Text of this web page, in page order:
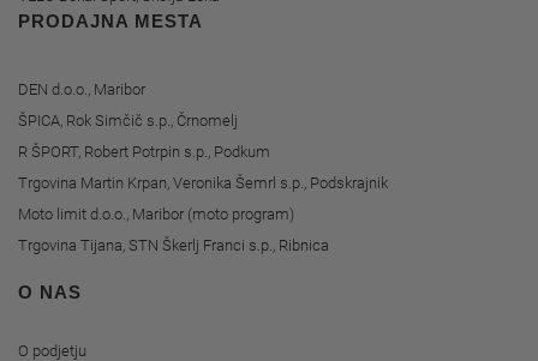
PRODAJNA MESTA
DEN d.o.o., Maribor
ŠPICA, Rok Simčič s.p., Črnomelj
R ŠPORT, Robert Potrpin s.p., Podkum
Trgovina Martin Krpan, Veronika Šemrl s.p., Podskrajnik
Moto limit d.o.o., Maribor (moto program)
Trgovina Tijana, STN Škerlj Franci s.p., Ribnica
O NAS
O podjetju